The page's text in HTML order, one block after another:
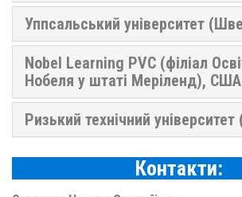
Уппсальський університет
Nobel Learning PVC (філіал
Нобеля у штаті Меріленд), США
Ризький технічний університет
Контакти: